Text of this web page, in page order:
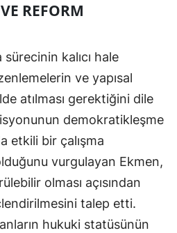
REFORM
kalıcı hale
ve yapısal
atılması gerektiğini dile
demokratikleşme
etkili bir çalışma
vurgulayan Ekmen,
olması açısından
talep etti.
hukuki statüsünün